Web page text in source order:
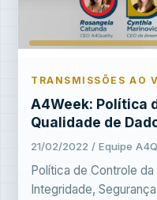
TRANSMISSÕES AO
A4Week: Política
Qualidade de
21/02/2022 / Equipe
Política de Controle
Integridade,